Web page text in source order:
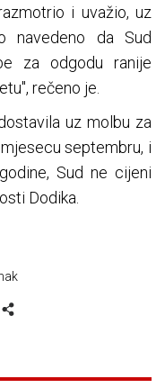
i uvažio, uz
navedeno da Sud
za odgodu ranije
rečeno je.
uz molbu za
septembru, i
Sud ne cijeni
Dodika.